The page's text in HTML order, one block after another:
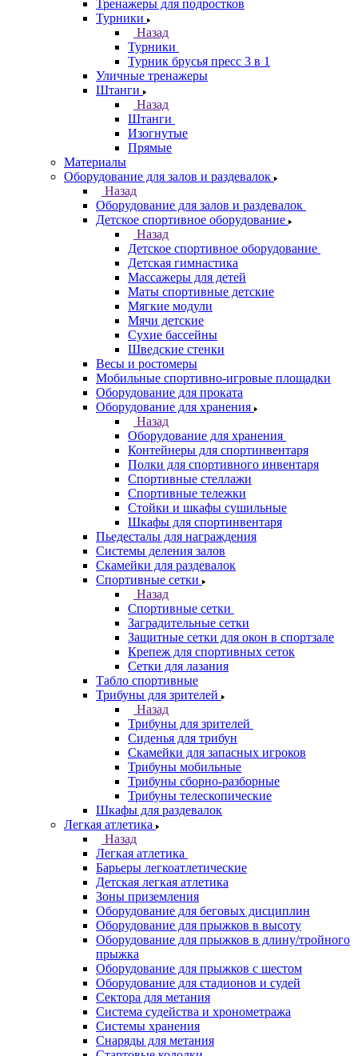
Тренажеры для подростков
Турники
Назад
Турники
Турник брусья пресс 3 в 1
Уличные тренажеры
Штанги
Назад
Штанги
Изогнутые
Прямые
Материалы
Оборудование для залов и раздевалок
Назад
Оборудование для залов и раздевалок
Детское спортивное оборудование
Назад
Детское спортивное оборудование
Детская гимнастика
Массажеры для детей
Маты спортивные детские
Мягкие модули
Мячи детские
Сухие бассейны
Шведские стенки
Весы и ростомеры
Мобильные спортивно-игровые площадки
Оборудование для проката
Оборудование для хранения
Назад
Оборудование для хранения
Контейнеры для спортинвентаря
Полки для спортивного инвентаря
Спортивные стеллажи
Спортивные тележки
Стойки и шкафы сушильные
Шкафы для спортинвентаря
Пьедесталы для награждения
Системы деления залов
Скамейки для раздевалок
Спортивные сетки
Назад
Спортивные сетки
Заградительные сетки
Защитные сетки для окон в спортзале
Крепеж для спортивных сеток
Сетки для лазания
Табло спортивные
Трибуны для зрителей
Назад
Трибуны для зрителей
Сиденья для трибун
Скамейки для запасных игроков
Трибуны мобильные
Трибуны сборно-разборные
Трибуны телескопические
Шкафы для раздевалок
Легкая атлетика
Назад
Легкая атлетика
Барьеры легкоатлетические
Детская легкая атлетика
Зоны приземления
Оборудование для беговых дисциплин
Оборудование для прыжков в высоту
Оборудование для прыжков в длину/тройного
прыжка
Оборудование для прыжков с шестом
Оборудование для стадионов и судей
Сектора для метания
Система судейства и хронометража
Системы хранения
Снаряды для метания